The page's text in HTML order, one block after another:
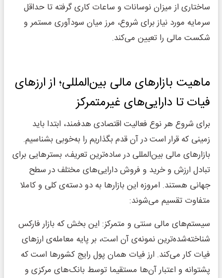
ساختاری از میزان نوسانات و ساعات کاری گرفته تا حداقل
سرمایه مورد نیاز برای شروع، مرز میان سودآوری مستمر و
شکست مالی را تعیین می‌کند.
ماهیت بازارهای مالی بین‌المللی؛ از ارزهای
فیات تا دارایی‌های غیرمتمرکز
برای شروع هر نوع فعالیت اقتصادی هدفمند، ابتدا باید
زمینی که قرار است در آن قدم بگذاریم را به‌خوبی بشناسیم.
بازارهای مالی بین‌المللی در ساده‌ترین تعریف، بسترهایی برای
تبادل ارزش و خرید و فروش دارایی‌های مختلف در سطح
جهانی هستند. امروزه این بازارها به دو دسته‌ی کلی و کاملا
متفاوت تقسیم می‌شوند:
سیستم‌های مالی سنتی و متمرکز: این بخش که بازار فارکس
شناخته‌شده‌ترین نمونه‌ی آن است، بر پایه معامله‌ی ارزهای
فیات کار می‌کند. ارز فیات همان پول رایج کشورها است که
پشتوانه و اعتبار آن‌ها مستقیما توسط بانک‌های مرکزی و